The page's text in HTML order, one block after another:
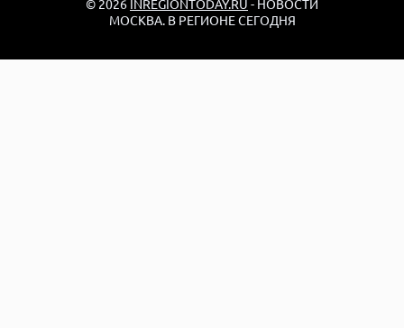
© 2026 INREGIONTODAY.RU - НОВОСТИ
МОСКВА. В РЕГИОНЕ СЕГОДНЯ